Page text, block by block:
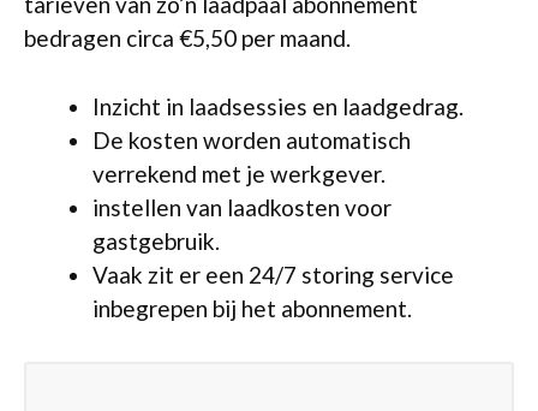
bedragen circa €5,50 per maand.
Inzicht in laadsessies en laadgedrag.
De kosten worden automatisch
verrekend met je werkgever.
instellen van laadkosten voor
gastgebruik.
Vaak zit er een 24/7 storing service
inbegrepen bij het abonnement.